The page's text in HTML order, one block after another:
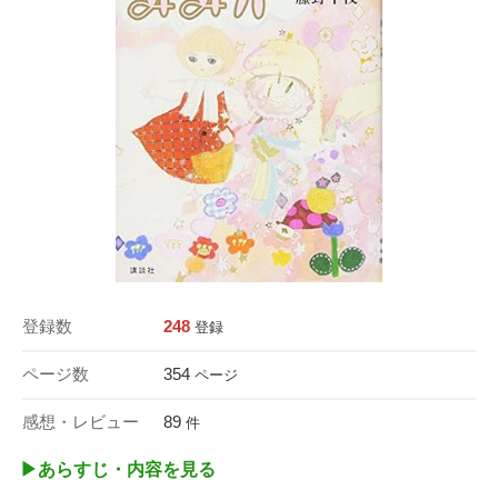
登録数 248 登録
ページ数 354 ページ
感想・レビュー 89 件
▶︎あらすじ・内容を見る